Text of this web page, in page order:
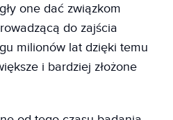
one dać związkom
do zajścia
milionów lat dzięki temu
i bardziej złożone